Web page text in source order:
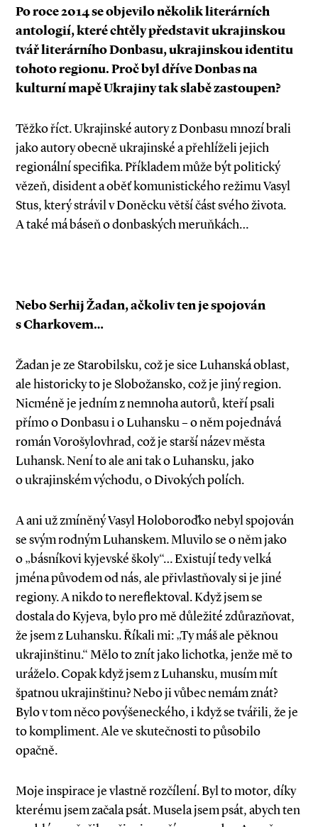
Po roce 2014 se objevilo několik literárních
antologií, které chtěly představit ukrajinskou
tvář literárního Donbasu, ukrajinskou identitu
tohoto regionu. Proč byl dříve Donbas na
kulturní mapě Ukrajiny tak slabě zastoupen?
Těžko říct. Ukrajinské autory z Donbasu mnozí brali
jako autory obecně ukrajinské a přehlíželi jejich
regionální specifika. Příkladem může být politický
vězeň, disident a oběť komunistického režimu Vasyl
Stus, který strávil v Doněcku větší část svého života.
A také má báseň o donbaských meruňkách…
Nebo Serhij Žadan, ačkoliv ten je spojován
s Charkovem…
Žadan je ze Starobilsku, což je sice Luhanská oblast,
ale historicky to je Slobožansko, což je jiný region.
Nicméně je jedním z nemnoha autorů, kteří psali
přímo o Donbasu i o Luhansku – o něm pojednává
román Vorošylovhrad, což je starší název města
Luhansk. Není to ale ani tak o Luhansku, jako
o ukrajinském východu, o Divokých polích.
A ani už zmíněný Vasyl Holoboroďko nebyl spojován
se svým rodným Luhanskem. Mluvilo se o něm jako
o „básníkovi kyjevské školy“… Existují tedy velká
jména původem od nás, ale přivlastňovaly si je jiné
regiony. A nikdo to nereflektoval. Když jsem se
dostala do Kyjeva, bylo pro mě důležité zdůrazňovat,
že jsem z Luhansku. Říkali mi: „Ty máš ale pěknou
ukrajinštinu.“ Mělo to znít jako lichotka, jenže mě to
uráželo. Copak když jsem z Luhansku, musím mít
špatnou ukrajinštinu? Nebo ji vůbec nemám znát?
Bylo v tom něco povýšeneckého, i když se tvářili, že je
to kompliment. Ale ve skutečnosti to působilo
opačně.
Moje inspirace je vlastně rozčílení. Byl to motor, díky
kterému jsem začala psát. Musela jsem psát, abych ten